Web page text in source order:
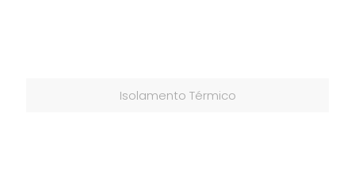
Isolamento Térmico